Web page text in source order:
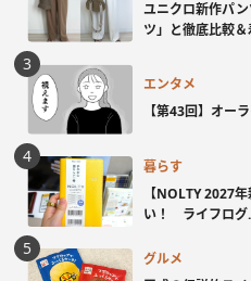
ユニクロ新作パ
ツ」と徹底比較
エンタメ
【第43回】オー
暮らす
【NOLTY 2027
い！ ライフログ
グルメ